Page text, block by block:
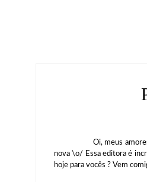
Oi, meus amores.
nova \o/ Essa editora é
hoje para vocês ? Vem